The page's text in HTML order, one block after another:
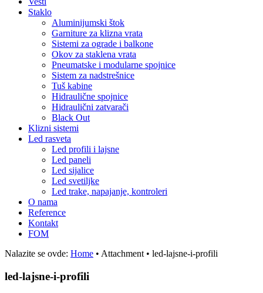
Staklo
Aluminijumski štok
Garniture za klizna vrata
Sistemi za ograde i balkone
Okov za staklena vrata
Pneumatske i modularne spojnice
Sistem za nadstrešnice
Tuš kabine
Hidraulične spojnice
Hidraulični zatvarači
Black Out
Klizni sistemi
Led rasveta
Led profili i lajsne
Led paneli
Led sijalice
Led svetiljke
Led trake, napajanje, kontroleri
O nama
Reference
Kontakt
FOM
Nalazite se ovde: Home • Attachment • led-lajsne-i-profili
led-lajsne-i-profili